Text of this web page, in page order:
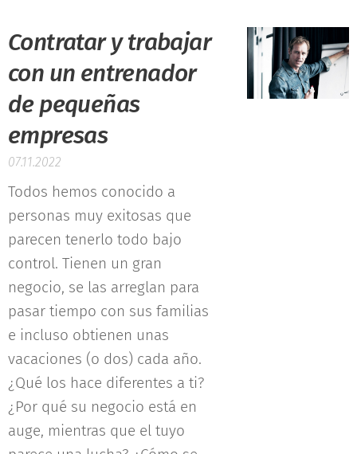
Contratar y trabajar
con un entrenador
de pequeñas
empresas
07.11.2022
Todos hemos conocido a
personas muy exitosas que
parecen tenerlo todo bajo
control. Tienen un gran
negocio, se las arreglan para
pasar tiempo con sus familias
e incluso obtienen unas
vacaciones (o dos) cada año.
¿Qué los hace diferentes a ti?
¿Por qué su negocio está en
auge, mientras que el tuyo